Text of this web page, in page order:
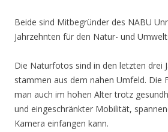
Beide sind Mitbegründer des NABU
Jahrzehnten für den Natur- und
Die Naturfotos sind in den letzten drei
stammen aus dem nahen Umfeld. Die
man auch im hohen Alter trotz
und eingeschränkter Mobilität,
Kamera einfangen kann.